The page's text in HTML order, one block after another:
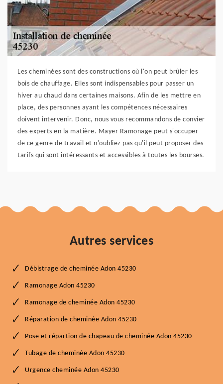
Les cheminées sont des constructions où l'on peut brûler les
bois de chauffage. Elles sont indispensables pour passer un
hiver au chaud dans certaines maisons. Afin de les mettre en
place, des personnes ayant les compétences nécessaires
doivent intervenir. Donc, nous vous recommandons de convier
des experts en la matière. Mayer Ramonage peut s'occuper
de ce genre de travail et n'oubliez pas qu'il peut proposer des
tarifs qui sont intéressants et accessibles à toutes les bourses.
Autres services
Débistrage de cheminée Adon 45230
Ramonage Adon 45230
Ramonage de cheminée Adon 45230
Réparation de cheminée Adon 45230
Pose et répartion de chapeau de cheminée Adon 45230
Tubage de cheminée Adon 45230
Urgence cheminée Adon 45230